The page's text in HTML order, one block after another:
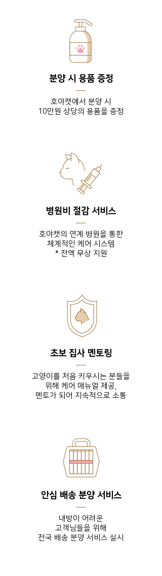
분양 시 용품 증정
호야캣에서 분양 시
10만원 상당의 용품을 증정
병원비 절감 서비스
호야캣의 연계 병원을 통한
체계적인 케어 시스템
* 전액 무상 지원
초보 집사 멘토링
고양이를 처음 키우시는 분들을
위해 케어 매뉴얼 제공,
​멘토가 되어 지속적으로 소통
안심 배송 분양 서비스
내방이 어려운
고객님들을 위해
전국 배송 분양 서비스 실시